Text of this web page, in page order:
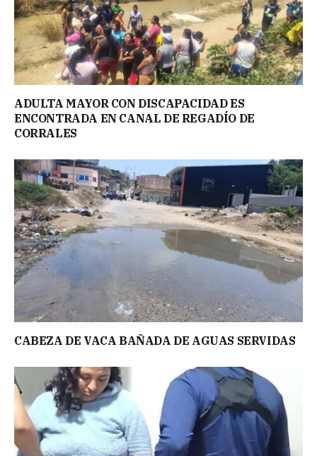
ADULTA MAYOR CON DISCAPACIDAD ES
ENCONTRADA EN CANAL DE REGADÍO DE
CORRALES
CABEZA DE VACA BAÑADA DE AGUAS SERVIDAS